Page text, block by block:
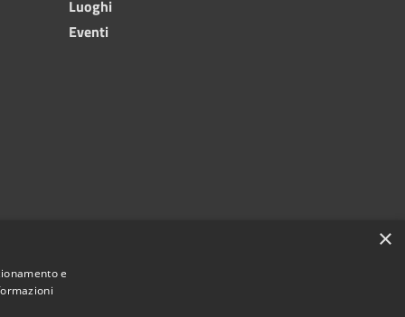
Luoghi
Eventi
×
e